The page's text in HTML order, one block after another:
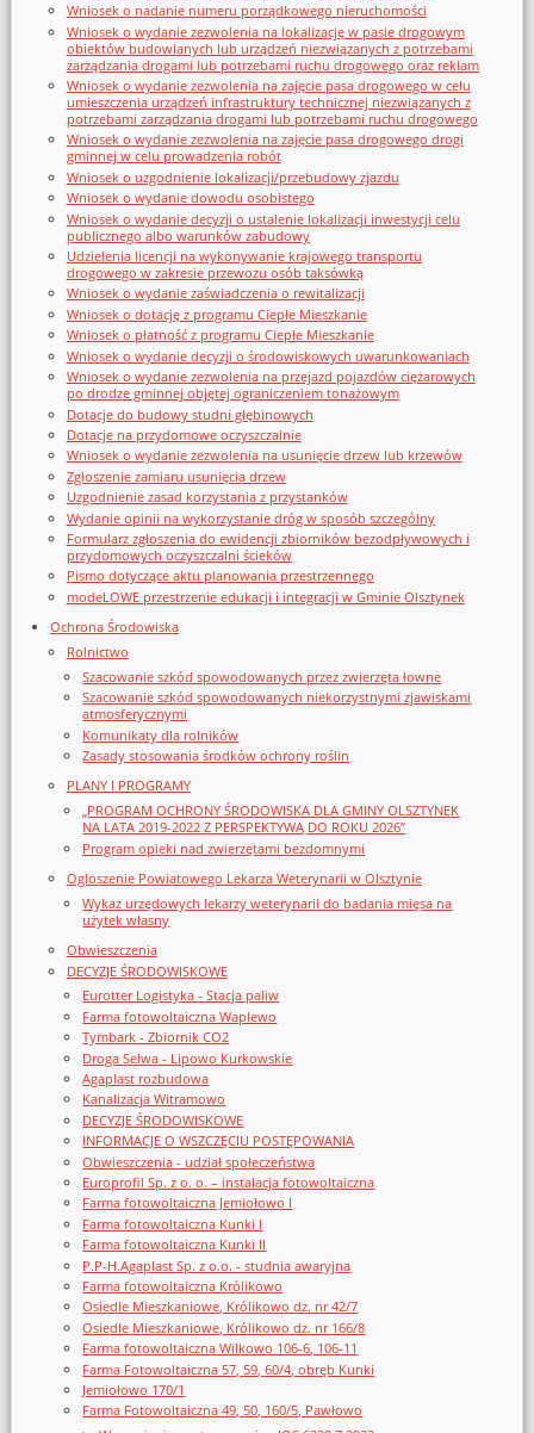
Wniosek o nadanie numeru porządkowego nieruchomości
Wniosek o wydanie zezwolenia na lokalizację w pasie drogowym
obiektów budowlanych lub urządzeń niezwiązanych z potrzebami
zarządzania drogami lub potrzebami ruchu drogowego oraz reklam
Wniosek o wydanie zezwolenia na zajęcie pasa drogowego w celu
umieszczenia urządzeń infrastruktury technicznej niezwiązanych z
potrzebami zarządzania drogami lub potrzebami ruchu drogowego
Wniosek o wydanie zezwolenia na zajęcie pasa drogowego drogi
gminnej w celu prowadzenia robót
Wniosek o uzgodnienie lokalizacji/przebudowy zjazdu
Wniosek o wydanie dowodu osobistego
Wniosek o wydanie decyzji o ustalenie lokalizacji inwestycji celu
publicznego albo warunków zabudowy
Udzielenia licencji na wykonywanie krajowego transportu
drogowego w zakresie przewozu osób taksówką
Wniosek o wydanie zaświadczenia o rewitalizacji
Wniosek o dotację z programu Ciepłe Mieszkanie
Wniosek o płatność z programu Ciepłe Mieszkanie
Wniosek o wydanie decyzji o środowiskowych uwarunkowaniach
Wniosek o wydanie zezwolenia na przejazd pojazdów ciężarowych
po drodze gminnej objętej ograniczeniem tonażowym
Dotacje do budowy studni głębinowych
Dotacje na przydomowe oczyszczalnie
Wniosek o wydanie zezwolenia na usunięcie drzew lub krzewów
Zgłoszenie zamiaru usunięcia drzew
Uzgodnienie zasad korzystania z przystanków
Wydanie opinii na wykorzystanie dróg w sposób szczególny
Formularz zgłoszenia do ewidencji zbiorników bezodpływowych i
przydomowych oczyszczalni ścieków
Pismo dotyczące aktu planowania przestrzennego
modeLOWE przestrzenie edukacji i integracji w Gminie Olsztynek
Ochrona Środowiska
Rolnictwo
Szacowanie szkód spowodowanych przez zwierzęta łowne
Szacowanie szkód spowodowanych niekorzystnymi zjawiskami
atmosferycznymi
Komunikaty dla rolników
Zasady stosowania środków ochrony roślin
PLANY I PROGRAMY
„PROGRAM OCHRONY ŚRODOWISKA DLA GMINY OLSZTYNEK
NA LATA 2019-2022 Z PERSPEKTYWĄ DO ROKU 2026”
Program opieki nad zwierzętami bezdomnymi
Ogloszenie Powiatowego Lekarza Weterynarii w Olsztynie
Wykaz urzędowych lekarzy weterynarii do badania mięsa na
użytek własny
Obwieszczenia
DECYZJE ŚRODOWISKOWE
Eurotter Logistyka - Stacja paliw
Farma fotowoltaiczna Waplewo
Tymbark - Zbiornik CO2
Droga Selwa - Lipowo Kurkowskie
Agaplast rozbudowa
Kanalizacja Witramowo
DECYZJE ŚRODOWISKOWE
INFORMACJE O WSZCZĘCIU POSTĘPOWANIA
Obwieszczenia - udział społeczeństwa
Europrofil Sp. z o. o. – instalacja fotowoltaiczna
Farma fotowoltaiczna Jemiołowo I
Farma fotowoltaiczna Kunki I
Farma fotowoltaiczna Kunki II
P.P-H.Agaplast Sp. z o.o. - studnia awaryjna
Farma fotowoltaiczna Królikowo
Osiedle Mieszkaniowe, Królikowo dz. nr 42/7
Osiedle Mieszkaniowe, Królikowo dz. nr 166/8
Farma fotowoltaiczna Wilkowo 106-6, 106-11
Farma Fotowoltaiczna 57, 59, 60/4, obręb Kunki
Jemiołowo 170/1
Farma Fotowoltaiczna 49, 50, 160/5, Pawłowo